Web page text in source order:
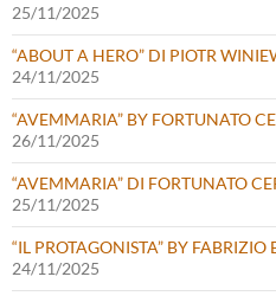
25/11/2025
“ABOUT A HERO” DI PIOTR
24/11/2025
“AVEMMARIA” BY FORTUNATO
26/11/2025
“AVEMMARIA” DI FORTUNATO
25/11/2025
“IL PROTAGONISTA” BY
24/11/2025